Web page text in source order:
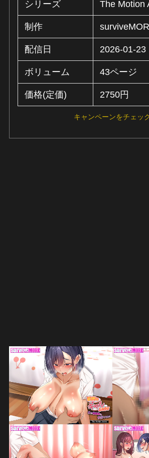
シリーズ The Motion
制作
配信日 2026-01-23
ボリューム 43ページ
価格(定価) 2750円
キャンペーンをチェッ